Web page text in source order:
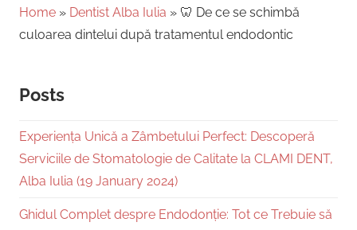
Home » Dentist Alba Iulia » 🦷 De ce se schimbă
culoarea dintelui după tratamentul endodontic
Posts
Experiența Unică a Zâmbetului Perfect: Descoperă
Serviciile de Stomatologie de Calitate la CLAMI DENT,
Alba Iulia (19 January 2024)
Ghidul Complet despre Endodonție: Tot ce Trebuie să